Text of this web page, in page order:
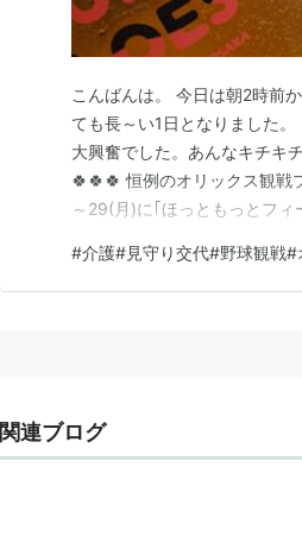
こんばんは。 今日は朝2時前
ても長～い1日となりました
大興奮でした。あんなキチキ
🍀🍀🍀 恒例のオリックス観
～29(月)に｢ほっともっとフ
を持参しての参戦でした💧 ⬇️
#介護#見守り交代#野球観戦
関連ブログ